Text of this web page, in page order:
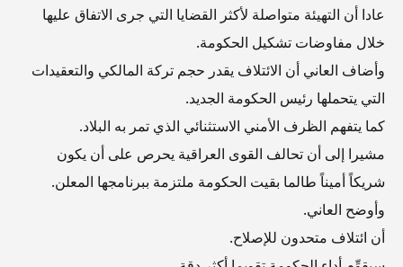
عادا أن التهيئة متواصلة لأكثر القضايا التي جرى الاتفاق عليها
خلال مفاوضات تشكيل الحكومة.
وأضاف العاني أن الائتلاف يقدر حجم تركة المالكي والتعقيدات
التي يتحملها رئيس الحكومة الجديد.
كما يتفهم الظرف الأمني الاستثنائي الذي تمر به البلاد.
مشيرا إلى أن تحالف القوى العراقية يحرص على أن يكون
شريكاً أميناً طالما بقيت الحكومة ملتزمة ببرنامجها المعلن.
وأوضح العاني.
أن ائتلاف متحدون للإصلاح.